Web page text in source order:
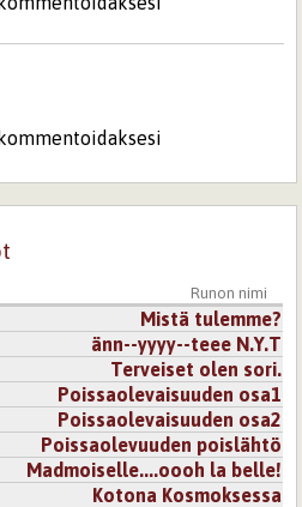
kommentoidaksesi
Runon nimi
Mistä tulemme?
änn--yyyy--teee N.Y.T
Terveiset olen sori.
Poissaolevaisuuden osa1
Poissaolevaisuuden osa2
Poissaolevuuden poislähtö
Madmoiselle....oooh la belle!
Kotona Kosmoksessa